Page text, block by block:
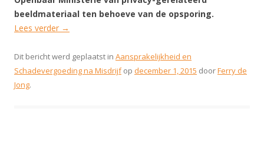
beeldmateriaal ten behoeve van de opsporing.
Lees verder →
Dit bericht werd geplaatst in Aansprakelijkheid en
Schadevergoeding na Misdrijfop december 1, 2015 doorFerry de
Jong.